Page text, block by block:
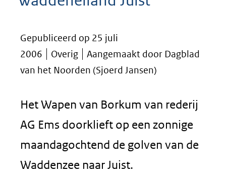
Gepubliceerd op 25 juli
2006
Overig
Aangemaakt door Dagblad
van het Noorden (Sjoerd Jansen)
Het Wapen van Borkum van rederij
AG Ems doorklieft op een zonnige
maandagochtend de golven van de
Waddenzee naar Juist.